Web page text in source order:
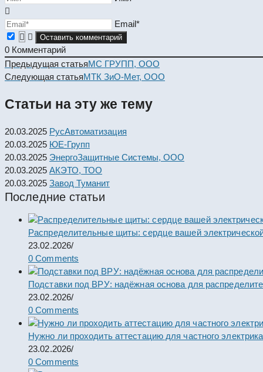
Email*
0 Комментарий
Read
more
Предыдущая статьяМС ГРУПП, ООО
Следующая статьяМТК ЗиО-Мет, ООО
Статьи на эту же тему
20.03.2025 РусАвтоматизация
20.03.2025 ЮЕ-Групп
20.03.2025 ЭнергоЗащитные Системы, ООО
20.03.2025 АКЭТО, ТОО
20.03.2025 Завод Туманит
Последние статьи
Распределительные щиты: сердце вашей
23.02.2026/
0 Comments
Подставки под ВРУ: надёжная основа для
23.02.2026/
0 Comments
Нужно ли проходить аттестацию для частного
23.02.2026/
0 Comments